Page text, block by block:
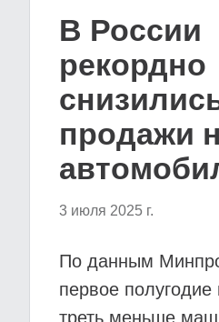
В России
рекордно
продажи
3 июля 2025 г.
По данным
первое
треть меньше